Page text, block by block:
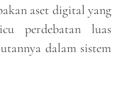
aset digital yang
perdebatan luas
dalam sistem